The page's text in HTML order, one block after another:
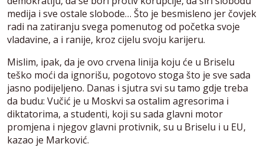
medija i sve ostale slobode… Što je besmisleno jer čovjek
radi na zatiranju svega pomenutog od početka svoje
vladavine, a i ranije, kroz cijelu svoju karijeru.
Mislim, ipak, da je ovo crvena linija koju će u Briselu
teško moći da ignorišu, pogotovo stoga što je sve sada
jasno podijeljeno. Danas i sjutra svi su tamo gdje treba
da budu: Vučić je u Moskvi sa ostalim agresorima i
diktatorima, a studenti, koji su sada glavni motor
promjena i njegov glavni protivnik, su u Briselu i u EU,
kazao je Marković.